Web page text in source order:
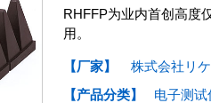
RHFFP为业内首创高度
用。
【厂家】
株式会社リ
【产品分类】
电子测试